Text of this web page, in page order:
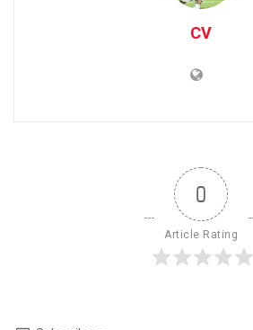
CV
0
Article Rating